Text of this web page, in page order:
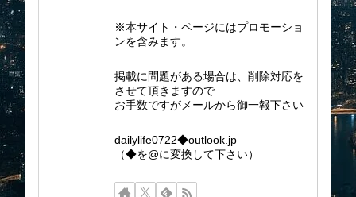
※本サイト・ページにはプロモーショ
ンを含みます。
掲載に問題がある場合は、削除対応を
させて頂きますので
お手数ですがメールから御一報下さい
dailylife0722◆outlook.jp
（◆を@に変換して下さい）